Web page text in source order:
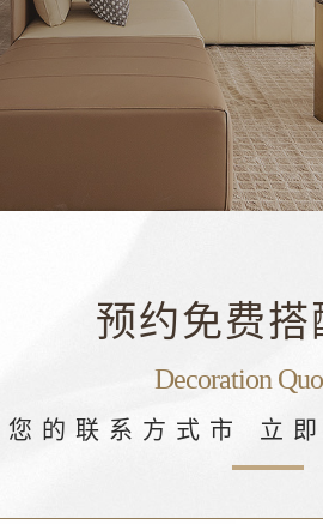
预约免费搭
Decoration
您的联系方式市 立